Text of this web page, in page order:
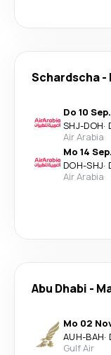
Schardscha-
Do 10 Sep.
SHJ-DOH·
Air Arabia
Mo 14 Sep.
DOH-SHJ·
Air Arabia
Abu Dhabi -
Mo 02
AUH-BAH·
Gulf Air